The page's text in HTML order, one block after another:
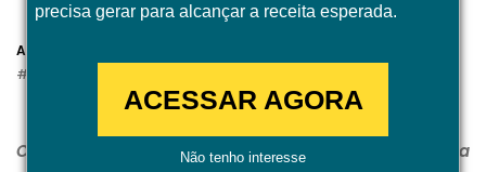
precisa gerar para alcançar a receita esperada.
ACESSAR AGORA
Não tenho interesse
Agência Incandescente
Com um conjunto de soluções integradas, a empresa